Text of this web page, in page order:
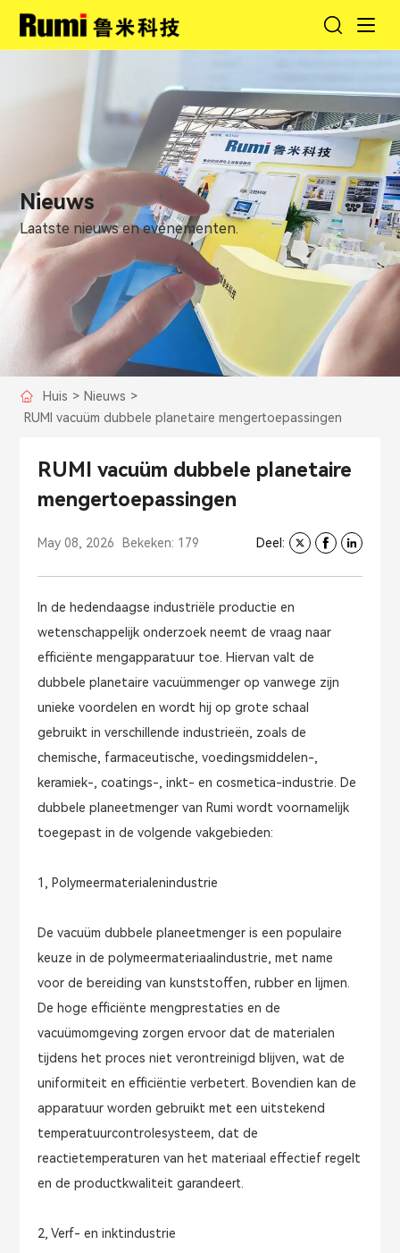
Nieuws
Laatste nieuws en evenementen.
Huis > Nieuws >
RUMI vacuüm dubbele planetaire mengertoepassingen
RUMI vacuüm dubbele planetaire
mengertoepassingen
May 08, 2026 Bekeken: 179 Deel:
In de hedendaagse industriële productie en
wetenschappelijk onderzoek neemt de vraag naar
efficiënte mengapparatuur toe. Hiervan valt de
dubbele planetaire vacuümmenger op vanwege zijn
unieke voordelen en wordt hij op grote schaal
gebruikt in verschillende industrieën, zoals de
chemische, farmaceutische, voedingsmiddelen-,
keramiek-, coatings-, inkt- en cosmetica-industrie. De
dubbele planeetmenger van Rumi wordt voornamelijk
toegepast in de volgende vakgebieden:
1, Polymeermaterialenindustrie
De vacuüm dubbele planeetmenger is een populaire
keuze in de polymeermateriaalindustrie, met name
voor de bereiding van kunststoffen, rubber en lijmen.
De hoge efficiënte mengprestaties en de
vacuümomgeving zorgen ervoor dat de materialen
tijdens het proces niet verontreinigd blijven, wat de
uniformiteit en efficiëntie verbetert. Bovendien kan de
apparatuur worden gebruikt met een uitstekend
temperatuurcontrolesysteem, dat de
reactietemperaturen van het materiaal effectief regelt
en de productkwaliteit garandeert.
2, Verf- en inktindustrie